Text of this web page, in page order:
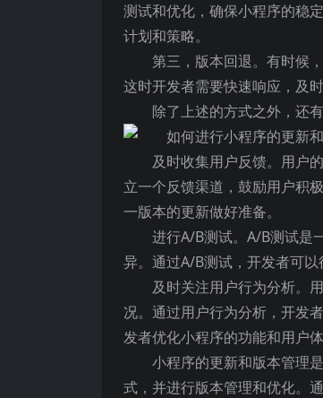
测试和优化，确保小程序的稳
计划和策略。
第三，版本回退。有时候
这时开发者需要快速响应，及
除了上述的方式之外，还
及时收集用户反馈。用户
立一个反馈渠道，鼓励用户积
一版本的更新做好准备。
进行A/B测试。A/B测试是
异。通过A/B测试，开发者可以
及时关注用户行为分析。
况。通过用户行为分析，开发
发者优化小程序的功能和用户
小程序的更新和版本管理
式，并进行版本管理和优化。